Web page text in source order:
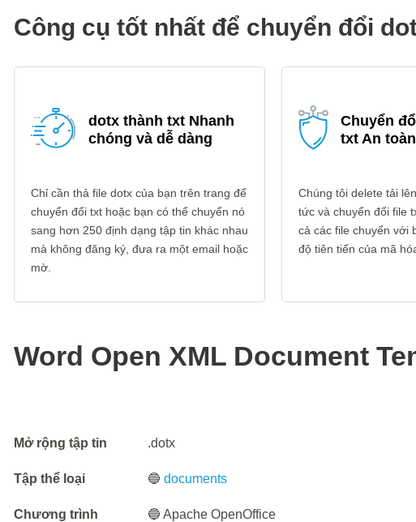
Công cụ tốt nhất để chuyển đổi
dotx thành txt Nhanh
chóng và dễ dàng
Chỉ cần thả file dotx của bạn trên trang để
chuyển đổi txt hoặc bạn có thể chuyển nó
sang hơn 250 định dạng tập tin khác nhau
mà không đăng ký, đưa ra một email hoặc
mờ.
Chuyển
txt An toàn
Chúng tôi delete tải
tức và chuyển đổi file
cả các file chuyển với
độ tiên tiến của mã hóa
Word Open XML Document
Mở rộng tập tin .dotx
Tập thể loại 🔵documents
Chương trình
🔵 Apache OpenOffice